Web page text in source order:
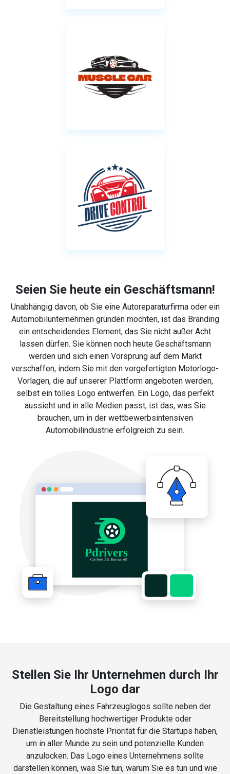
Seien Sie heute ein Geschäftsmann!
Unabhängig davon, ob Sie eine Autoreparaturfirma oder ein
Automobilunternehmen gründen möchten, ist das Branding
ein entscheidendes Element, das Sie nicht außer Acht
lassen dürfen. Sie können noch heute Geschäftsmann
werden und sich einen Vorsprung auf dem Markt
verschaffen, indem Sie mit den vorgefertigten Motorlogo-
Vorlagen, die auf unserer Plattform angeboten werden,
selbst ein tolles Logo entwerfen. Ein Logo, das perfekt
aussieht und in alle Medien passt, ist das, was Sie
brauchen, um in der wettbewerbsintensiven
Automobilindustrie erfolgreich zu sein.
Stellen Sie Ihr Unternehmen durch Ihr
Logo dar
Die Gestaltung eines Fahrzeuglogos sollte neben der
Bereitstellung hochwertiger Produkte oder
Dienstleistungen höchste Priorität für die Startups haben,
um in aller Munde zu sein und potenzielle Kunden
anzulocken. Das Logo eines Unternehmens sollte
darstellen können, was Sie tun, warum Sie es tun und wie